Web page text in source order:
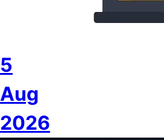
5
Aug
2026